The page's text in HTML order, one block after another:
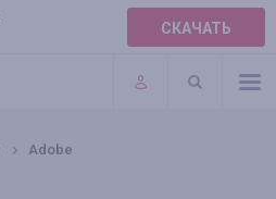
СКАЧАТЬ
Adobe